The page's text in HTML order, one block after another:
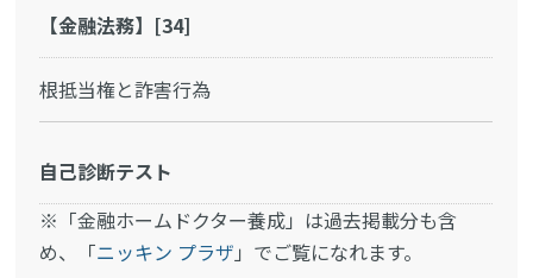
【金融法務】[34]
根抵当権と詐害行為
自己診断テスト
※「金融ホームドクター養成」は過去掲載分も含
め、「ニッキン プラザ 」でご覧になれます。